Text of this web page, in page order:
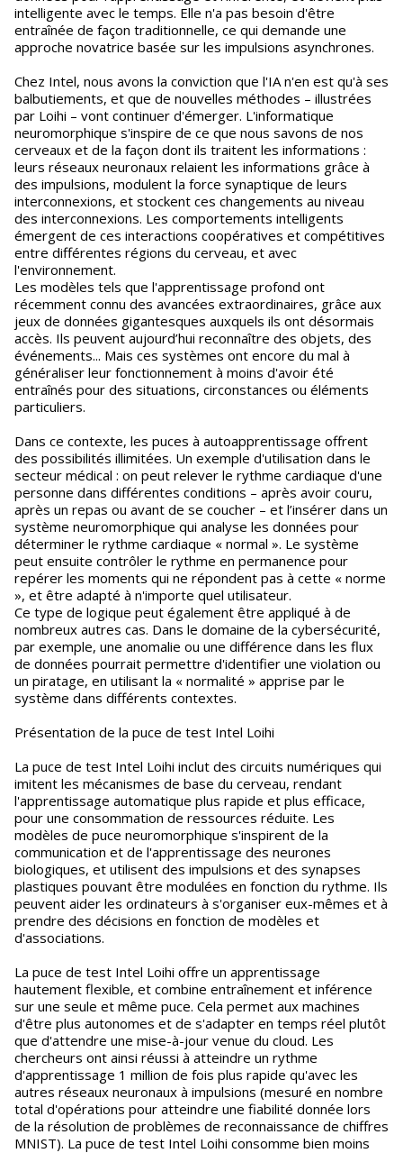
intelligente avec le temps. Elle n'a pas besoin d'être
entraînée de façon traditionnelle, ce qui demande une
approche novatrice basée sur les impulsions asynchrones.
Chez Intel, nous avons la conviction que l'IA n'en est qu'à ses
balbutiements, et que de nouvelles méthodes – illustrées
par Loihi – vont continuer d'émerger. L'informatique
neuromorphique s'inspire de ce que nous savons de nos
cerveaux et de la façon dont ils traitent les informations :
leurs réseaux neuronaux relaient les informations grâce à
des impulsions, modulent la force synaptique de leurs
interconnexions, et stockent ces changements au niveau
des interconnexions. Les comportements intelligents
émergent de ces interactions coopératives et compétitives
entre différentes régions du cerveau, et avec
l'environnement.
Les modèles tels que l'apprentissage profond ont
récemment connu des avancées extraordinaires, grâce aux
jeux de données gigantesques auxquels ils ont désormais
accès. Ils peuvent aujourd’hui reconnaître des objets, des
événements... Mais ces systèmes ont encore du mal à
généraliser leur fonctionnement à moins d'avoir été
entraînés pour des situations, circonstances ou éléments
particuliers.
Dans ce contexte, les puces à autoapprentissage offrent
des possibilités illimitées. Un exemple d'utilisation dans le
secteur médical : on peut relever le rythme cardiaque d'une
personne dans différentes conditions – après avoir couru,
après un repas ou avant de se coucher – et l’insérer dans un
système neuromorphique qui analyse les données pour
déterminer le rythme cardiaque « normal ». Le système
peut ensuite contrôler le rythme en permanence pour
repérer les moments qui ne répondent pas à cette « norme
», et être adapté à n'importe quel utilisateur.
Ce type de logique peut également être appliqué à de
nombreux autres cas. Dans le domaine de la cybersécurité,
par exemple, une anomalie ou une différence dans les flux
de données pourrait permettre d'identifier une violation ou
un piratage, en utilisant la « normalité » apprise par le
système dans différents contextes.
Présentation de la puce de test Intel Loihi
La puce de test Intel Loihi inclut des circuits numériques qui
imitent les mécanismes de base du cerveau, rendant
l'apprentissage automatique plus rapide et plus efficace,
pour une consommation de ressources réduite. Les
modèles de puce neuromorphique s'inspirent de la
communication et de l'apprentissage des neurones
biologiques, et utilisent des impulsions et des synapses
plastiques pouvant être modulées en fonction du rythme. Ils
peuvent aider les ordinateurs à s'organiser eux-mêmes et à
prendre des décisions en fonction de modèles et
d'associations.
La puce de test Intel Loihi offre un apprentissage
hautement flexible, et combine entraînement et inférence
sur une seule et même puce. Cela permet aux machines
d'être plus autonomes et de s'adapter en temps réel plutôt
que d'attendre une mise-à-jour venue du cloud. Les
chercheurs ont ainsi réussi à atteindre un rythme
d'apprentissage 1 million de fois plus rapide qu'avec les
autres réseaux neuronaux à impulsions (mesuré en nombre
total d'opérations pour atteindre une fiabilité donnée lors
de la résolution de problèmes de reconnaissance de chiffres
MNIST). La puce de test Intel Loihi consomme bien moins